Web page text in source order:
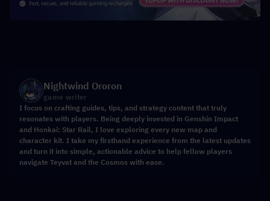
Nightwind Ororon
game writer
I focus on crafting guides, tips, and strategy content that truly
resonates with players. Being deeply invested in Genshin Impact
and Honkai: Star Rail, I love exploring every new map and
character kit. I take my firsthand experience from the latest updates
and turn it into simple, actionable advice to help fellow players
navigate Teyvat and the Cosmos with ease.